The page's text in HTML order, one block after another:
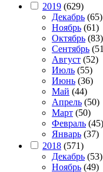
2019 (629)
Декабрь (65)
Ноябрь (61)
Октябрь (83)
Сентябрь
Август (52)
Июль (55)
Июнь (36)
Май (44)
Апрель (50)
Март (50)
Февраль (45)
Январь (37)
2018 (571)
Декабрь (53)
Ноябрь (49)